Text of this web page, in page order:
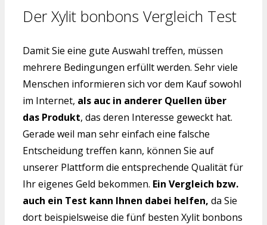
Der Xylit bonbons Vergleich Test
Damit Sie eine gute Auswahl treffen, müssen
mehrere Bedingungen erfüllt werden. Sehr viele
Menschen informieren sich vor dem Kauf sowohl
im Internet, als auc in anderer Quellen über
das Produkt, das deren Interesse geweckt hat.
Gerade weil man sehr einfach eine falsche
Entscheidung treffen kann, können Sie auf
unserer Plattform die entsprechende Qualität für
Ihr eigenes Geld bekommen. Ein Vergleich bzw.
auch ein Test kann Ihnen dabei helfen, da Sie
dort beispielsweise die fünf besten Xylit bonbons